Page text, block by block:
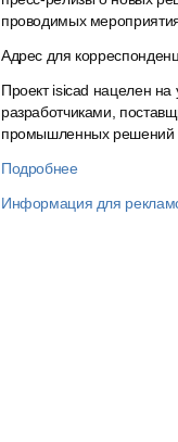
проводимых
Адрес для
Проект isicad нацелен на
разработчиками,
промышленных решений в
Подробнее
Информация для